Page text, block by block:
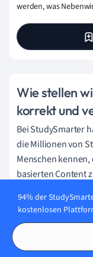
werden, was
Wie stellen
korrekt und
Bei StudySmarter
die Millionen von
Menschen
basierten Content
Content-
94% der
kostenlosen